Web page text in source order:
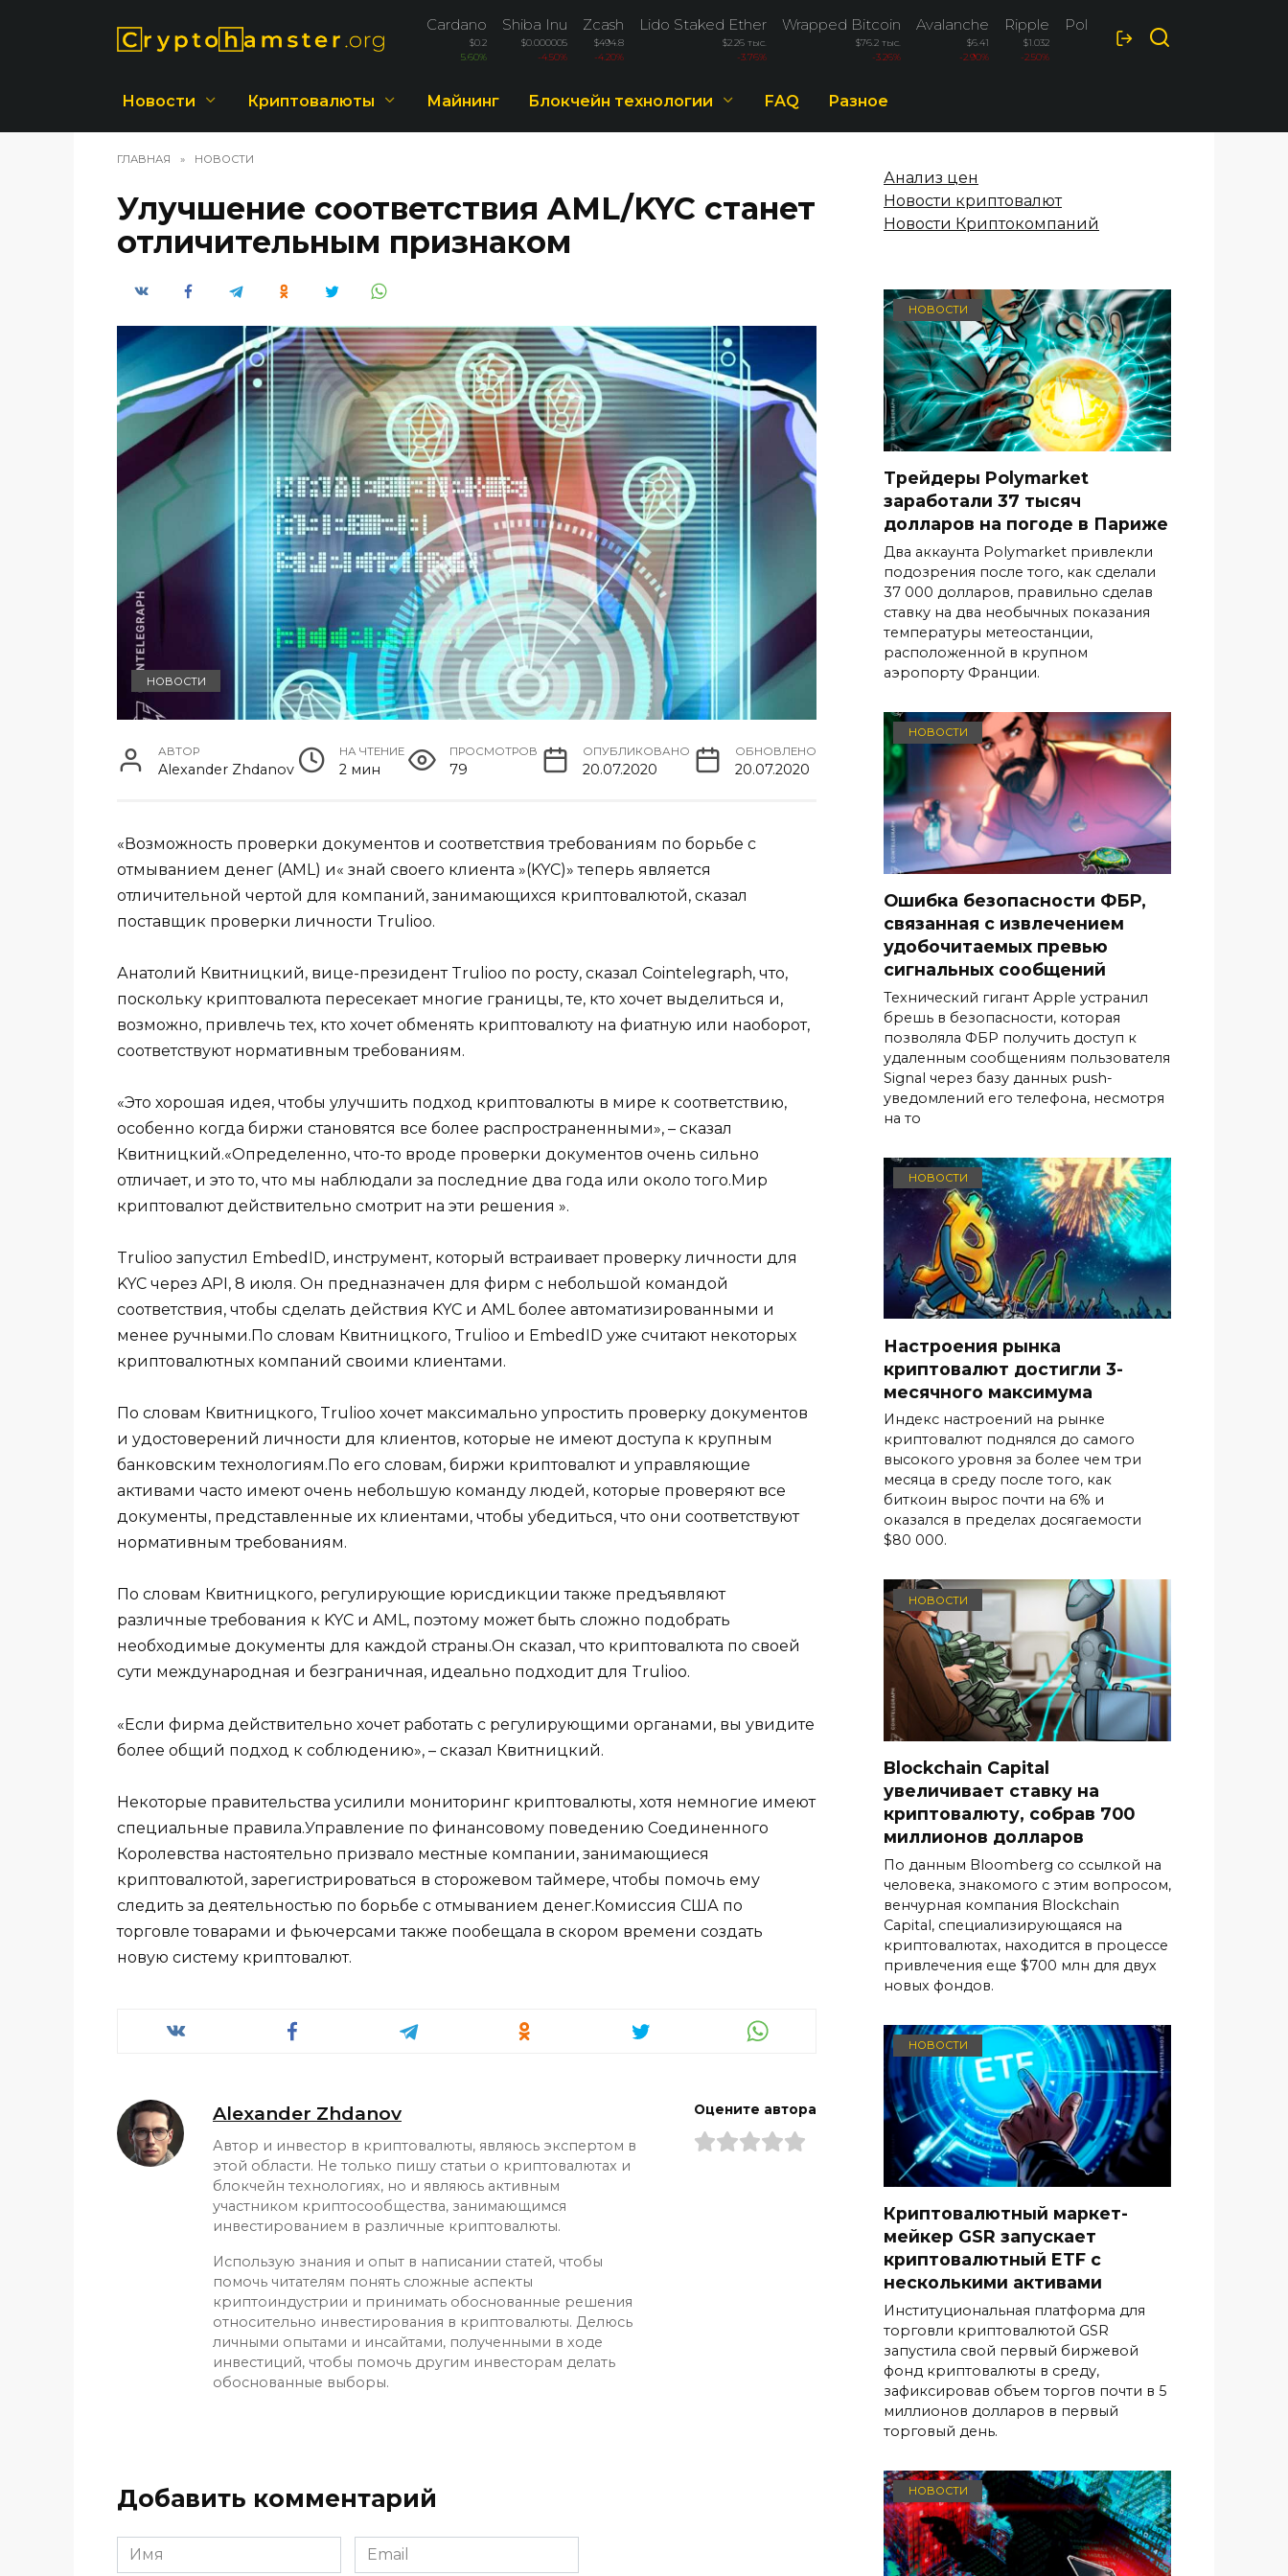
Cardano
$0.2
5.60%
Shiba Inu
$0.000005
-4.50%
Zcash
$494.8
-4.20%
Lido Staked Ether
$2.26 тыс.
-3.76%
Wrapped Bitcoin
$76.2 тыс.
-3.26%
Avalanche
$6.41
-2.90%
Ripple
$1.032
-2.50%
Polkadot
$0.82
Новости Криптовалюты Майнинг Блокчейн технологии FAQ Разное
ГЛАВНАЯ » НОВОСТИ
Улучшение соответствия AML/KYC станет
отличительным признаком
НОВОСТИ
АВТОР
Alexander Zhdanov
НА ЧТЕНИЕ
2 мин
ПРОСМОТРОВ
79
ОПУБЛИКОВАНО
20.07.2020
ОБНОВЛЕНО
20.07.2020
«Возможность проверки документов и соответствия требованиям по борьбе с
отмыванием денег (AML) и« знай своего клиента »(KYC)» теперь является
отличительной чертой для компаний, занимающихся криптовалютой, сказал
поставщик проверки личности Trulioo.
Анатолий Квитницкий, вице-президент Trulioo по росту, сказал Cointelegraph, что,
поскольку криптовалюта пересекает многие границы, те, кто хочет выделиться и,
возможно, привлечь тех, кто хочет обменять криптовалюту на фиатную или наоборот,
соответствуют нормативным требованиям.
«Это хорошая идея, чтобы улучшить подход криптовалюты в мире к соответствию,
особенно когда биржи становятся все более распространенными», – сказал
Квитницкий.«Определенно, что-то вроде проверки документов очень сильно
отличает, и это то, что мы наблюдали за последние два года или около того.Мир
криптовалют действительно смотрит на эти решения ».
Trulioo запустил EmbedID, инструмент, который встраивает проверку личности для
KYC через API, 8 июля. Он предназначен для фирм с небольшой командой
соответствия, чтобы сделать действия KYC и AML более автоматизированными и
менее ручными.По словам Квитницкого, Trulioo и EmbedID уже считают некоторых
криптовалютных компаний своими клиентами.
По словам Квитницкого, Trulioo хочет максимально упростить проверку документов
и удостоверений личности для клиентов, которые не имеют доступа к крупным
банковским технологиям.По его словам, биржи криптовалют и управляющие
активами часто имеют очень небольшую команду людей, которые проверяют все
документы, представленные их клиентами, чтобы убедиться, что они соответствуют
нормативным требованиям.
По словам Квитницкого, регулирующие юрисдикции также предъявляют
различные требования к KYC и AML, поэтому может быть сложно подобрать
необходимые документы для каждой страны.Он сказал, что криптовалюта по своей
сути международная и безграничная, идеально подходит для Trulioo.
«Если фирма действительно хочет работать с регулирующими органами, вы увидите
более общий подход к соблюдению», – сказал Квитницкий.
Некоторые правительства усилили мониторинг криптовалюты, хотя немногие имеют
специальные правила.Управление по финансовому поведению Соединенного
Королевства настоятельно призвало местные компании, занимающиеся
криптовалютой, зарегистрироваться в сторожевом таймере, чтобы помочь ему
следить за деятельностью по борьбе с отмыванием денег.Комиссия США по
торговле товарами и фьючерсами также пообещала в скором времени создать
новую систему криптовалют.
Alexander Zhdanov
Автор и инвестор в криптовалюты, являюсь экспертом в
этой области. Не только пишу статьи о криптовалютах и
блокчейн технологиях, но и являюсь активным
участником криптосообщества, занимающимся
инвестированием в различные криптовалюты.
Использую знания и опыт в написании статей, чтобы
помочь читателям понять сложные аспекты
криптоиндустрии и принимать обоснованные решения
относительно инвестирования в криптовалюты. Делюсь
личными опытами и инсайтами, полученными в ходе
инвестиций, чтобы помочь другим инвесторам делать
обоснованные выборы.
Оцените автора
Добавить комментарий
Имя
*
Email
*
Анализ цен
Новости криптовалют
Новости Криптокомпаний
НОВОСТИ
Трейдеры Polymarket
заработали 37 тысяч
долларов на погоде в Париже
Два аккаунта Polymarket привлекли
подозрения после того, как сделали
37 000 долларов, правильно сделав
ставку на два необычных показания
температуры метеостанции,
расположенной в крупном
аэропорту Франции.
НОВОСТИ
Ошибка безопасности ФБР,
связанная с извлечением
удобочитаемых превью
сигнальных сообщений
Технический гигант Apple устранил
брешь в безопасности, которая
позволяла ФБР получить доступ к
удаленным сообщениям пользователя
Signal через базу данных push-
уведомлений его телефона, несмотря
на то
НОВОСТИ
Настроения рынка
криптовалют достигли 3-
месячного максимума
Индекс настроений на рынке
криптовалют поднялся до самого
высокого уровня за более чем три
месяца в среду после того, как
биткоин вырос почти на 6% и
оказался в пределах досягаемости
$80 000.
НОВОСТИ
Blockchain Capital
увеличивает ставку на
криптовалюту, собрав 700
миллионов долларов
По данным Bloomberg со ссылкой на
человека, знакомого с этим вопросом,
венчурная компания Blockchain
Capital, специализирующаяся на
криптовалютах, находится в процессе
привлечения еще $700 млн для двух
новых фондов.
НОВОСТИ
Криптовалютный маркет-
мейкер GSR запускает
криптовалютный ETF с
несколькими активами
Институциональная платформа для
торговли криптовалютой GSR
запустила свой первый биржевой
фонд криптовалюты в среду,
зафиксировав объем торгов почти в 5
миллионов долларов в первый
торговый день.
НОВОСТИ